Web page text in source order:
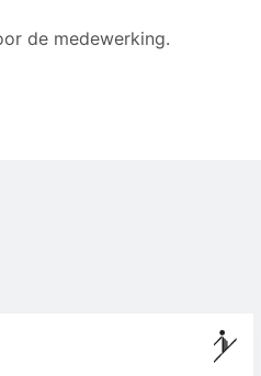
de medewerking.